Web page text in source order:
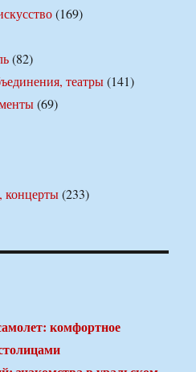
(169)
(82)
театры(141)
(69)
концерты(233)
комфортное